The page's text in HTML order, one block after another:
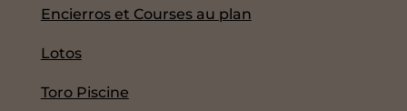
Encierros et Courses au plan
Lotos
Toro Piscine